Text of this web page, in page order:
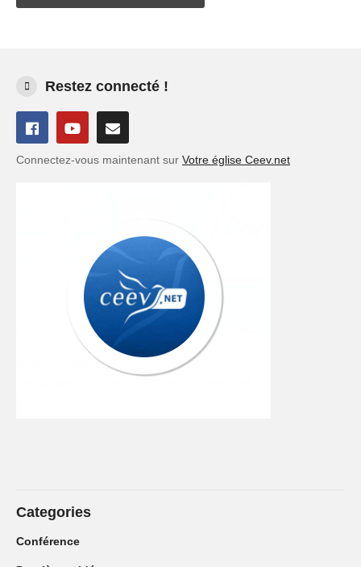
Restez connecté !
Connectez-vous maintenant sur Votre église Ceev.net
Categories
Conférence